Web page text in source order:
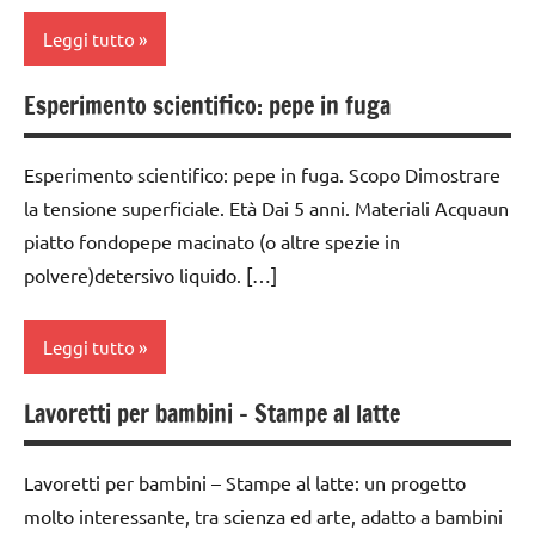
dai
6
anni
ESPERIMENTI
E ATTIVITA'
STEM
ESPERIMENTI
SCIENTIFICI
GUIDA
DIDATTICA
MONTESSORI
scienze:
chimica
4a
classe
5a
classi
1a-5a
classi
medie
dai
6
anni
ESPERIMENTI
E ATTIVITA'
STEM
ESPERIMENTI
Leggi tutto
classi
1a-5a
dai
3 ai
6
anni
dai
6
anni
ESPERIMENTI
E ATTIVITA'
STEM
ESPERIMENTI
Esperimento scientifico: pepe in fuga
Esperimento scientifico: pepe in fuga. Scopo Dimostrare
la tensione superficiale. Età Dai 5 anni. Materiali Acquaun
piatto fondopepe macinato (o altre spezie in
polvere)detersivo liquido. […]
Leggi tutto
classe
1a
classe
2a
Lavoretti per bambini – Stampe al latte
Lavoretti per bambini – Stampe al latte: un progetto
molto interessante, tra scienza ed arte, adatto a bambini